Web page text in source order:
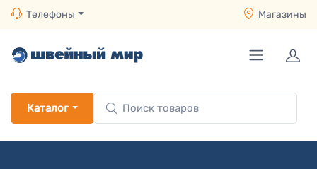
Телефоны Магазины
Каталог